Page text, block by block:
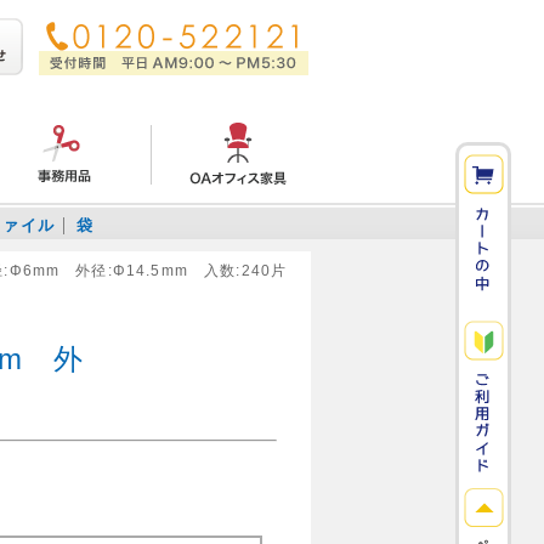
イル 袋
:Φ6mm 外径:Φ14.5mm 入数:240片
外